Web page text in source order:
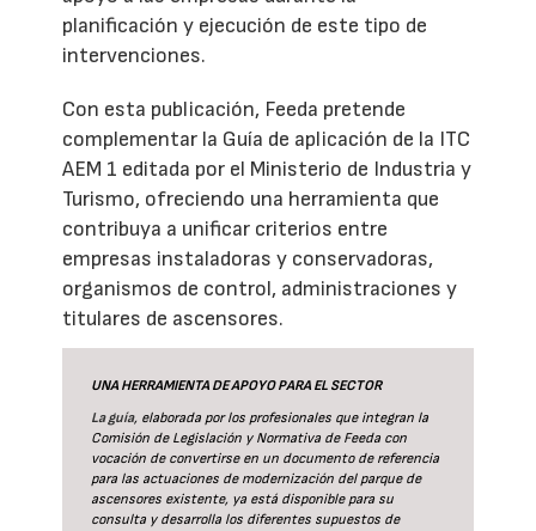
planificación y ejecución de este tipo de
intervenciones.
Con esta publicación, Feeda pretende
complementar la Guía de aplicación de la ITC
AEM 1 editada por el Ministerio de Industria y
Turismo, ofreciendo una herramienta que
contribuya a unificar criterios entre
empresas instaladoras y conservadoras,
organismos de control, administraciones y
titulares de ascensores.
UNA HERRAMIENTA DE APOYO PARA EL SECTOR
La guía, elaborada por los profesionales que integran la
Comisión de Legislación y Normativa de Feeda con
vocación de convertirse en un documento de referencia
para las actuaciones de modernización del parque de
ascensores existente, ya está disponible para su
consulta y desarrolla los diferentes supuestos de